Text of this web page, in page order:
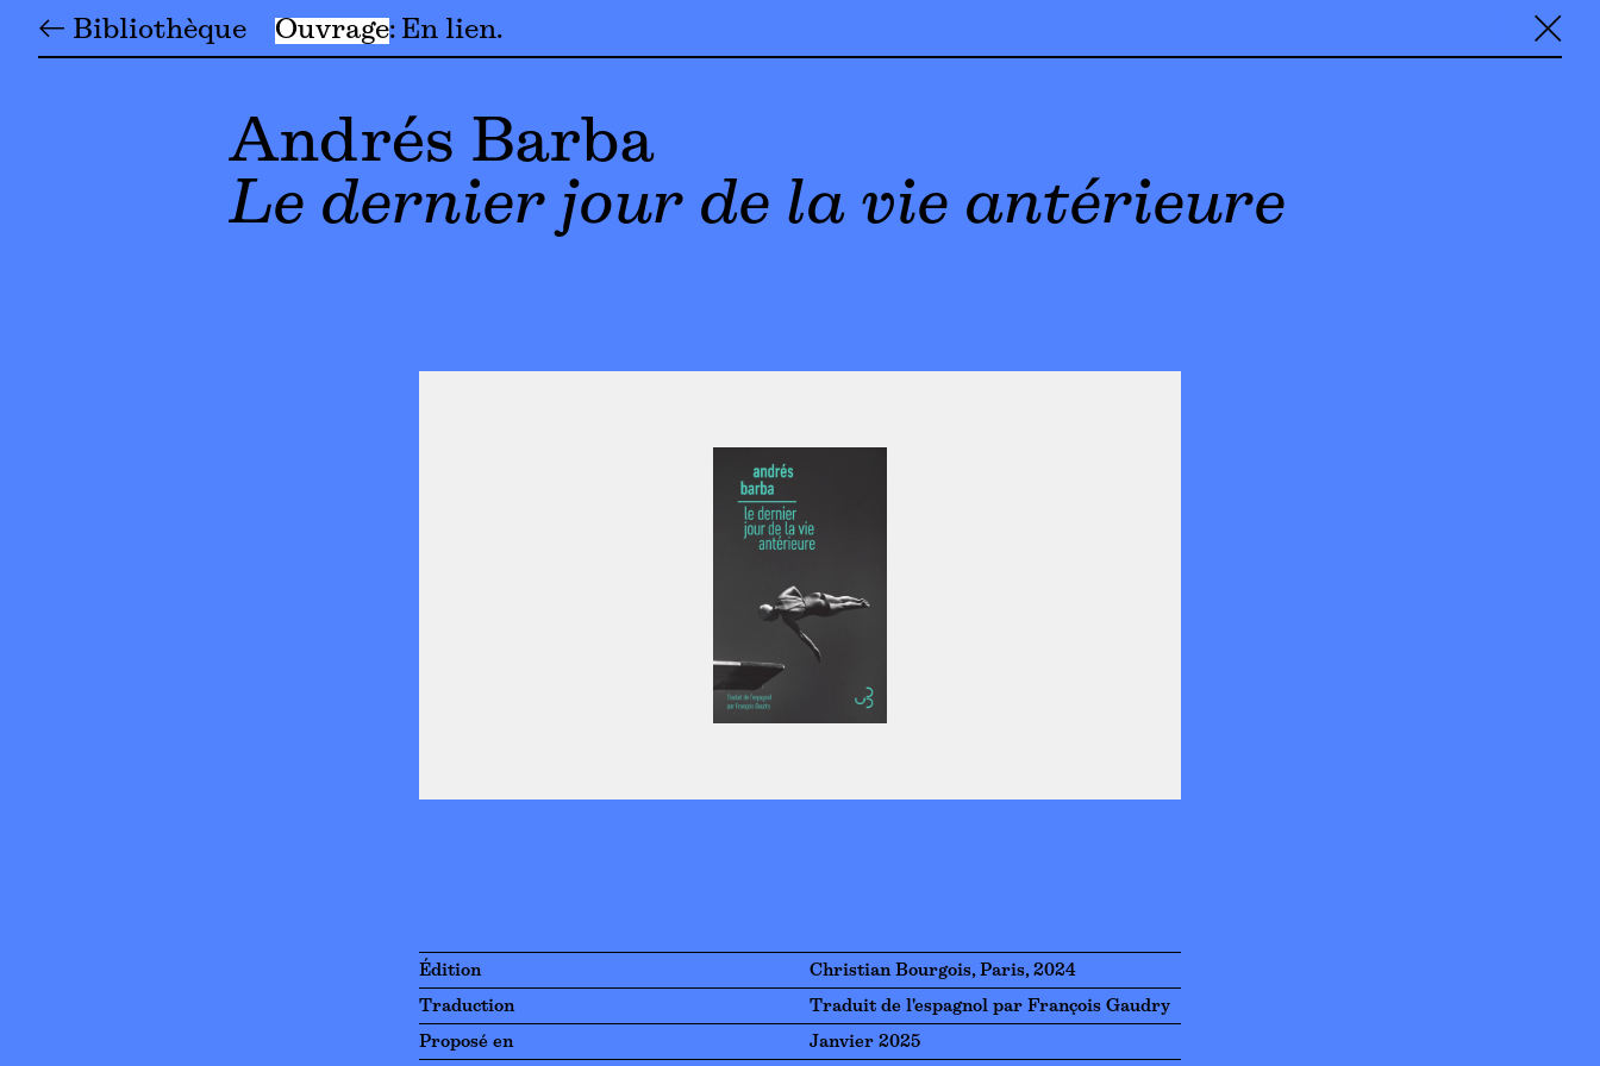
← Bibliothèque Ouvrage En lien ╳
Andrés Barba
Le dernier jour de la vie antérieure
Édition Christian Bourgois, Paris, 2024
Traduction Traduit de l'espagnol par François Gaudry
Proposé en Janvier 2025